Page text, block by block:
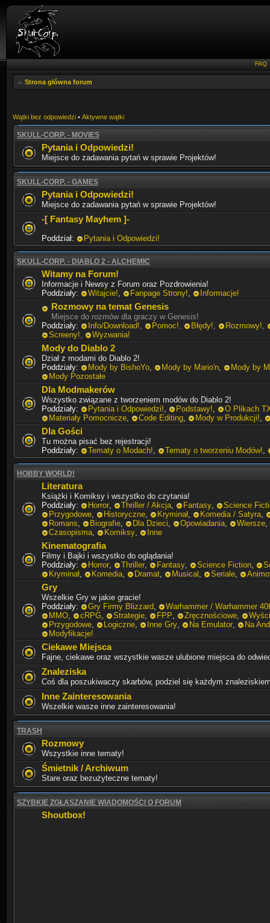
FAQ
Strona główna forum
Wątki bez odpowiedzi • Aktywne wątki
SKULL-CORP. - MOVIES
Pytania i Odpowiedzi!
Miejsce do zadawania pytań w sprawie Projektów!
SKULL-CORP. - GAMES
Pytania i Odpowiedzi!
Miejsce do zadawania pytań w sprawie Projektów!
-[ Fantasy Mayhem ]-
Poddział: Pytania i Odpowiedzi!
SKULL-CORP. - DIABLO 2 - ALCHEMIC
Witamy na Forum!
Informacje i Newsy z Forum oraz Pozdrowienia!
Poddziały:
Witajcie! Fanpage Strony! Informacje!
Rozmowy na temat Genesis
Miejsce do rozmów dla graczy w Genesis!
Poddziały:
Info/Download! Pomoc! Błędy! Rozmowy!
Screeny!
Wyzwania!
Mody do Diablo 2
Dział z modami do Diablo 2!
Poddziały:
Mody by BishoYo Mody by Mario'n
Mody by
Mody Pozostałe
Dla Modmakerów
Wszystko związane z tworzeniem modów do Diablo 2!
Poddziały:
Pytania i Odpowiedzi! Podstawy!
O Plikach
Materiały Pomocnicze
Code Editing Mody w Produkcji!
Dla Gości
Tu można pisać bez rejestracji!
Poddziały:
Tematy o Modach! Tematy o tworzeniu Modów!
HOBBY WORLD!
Literatura
Książki i Komiksy i wszystko do czytania!
Poddziały:
Horror Thriller / Akcja Fantasy
Science
Przygodowe
Historyczne Kryminał Komedia / Satyra
Romans
Biografie Dla Dzieci Opowiadania Wiersze
Czasopisma
Komiksy Inne
Kinematografia
Filmy i Bajki i wszystko do oglądania!
Poddziały:
Horror Thriller Fantasy Science Fiction
Kryminał
Komedia Dramat Musical Seriale
Gry
Wszelkie Gry w jakie gracie!
Poddziały:
Gry Firmy Blizzard
Warhammer / Warhammer
MMO
cRPG Strategie FPP Zręcznościowe
Przygodowe
Logiczne Inne Gry Na Emulator
Na
Modyfikacje!
Ciekawe Miejsca
Fajne, ciekawe oraz wszystkie wasze ulubione miejsca do
Znaleziska
Coś dla poszukiwaczy skarbów, podziel się każdym
Inne Zainteresowania
Wszelkie wasze inne zainteresowania!
TRASH
Rozmowy
Wszystkie inne tematy!
Śmietnik / Archiwum
Stare oraz bezużyteczne tematy!
SZYBKIE ZGŁASZANIE WIADOMOŚCI O FORUM
Shoutbox!